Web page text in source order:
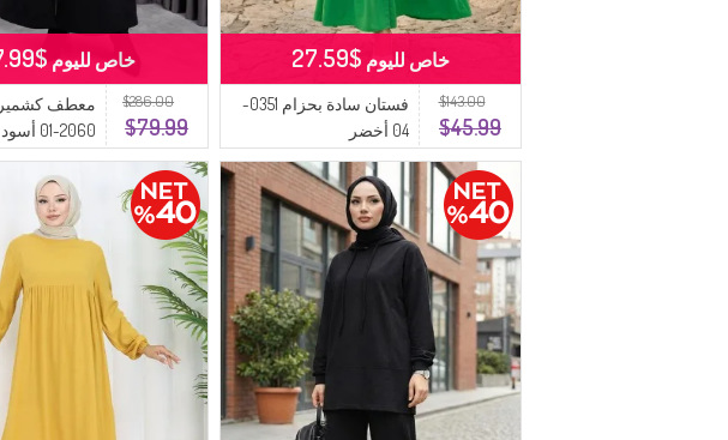
$143.00
$45.99
فستان سادة بحزام 0351-
04 أخضر
خاص لليوم $27.59
$286.00
$79.99
معطف كشمير
2060-01 أسود
خاص لليوم $47.99